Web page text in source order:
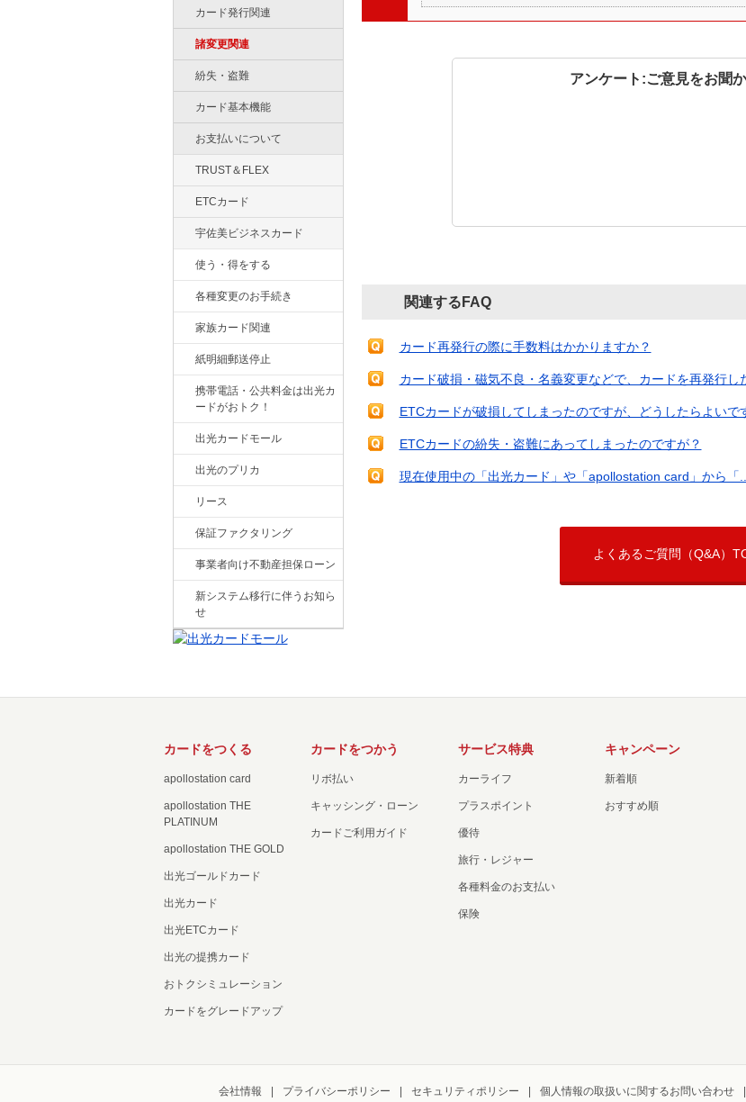
カード発行関連
諸変更関連
紛失・盗難
カード基本機能
お支払いについて
TRUST＆FLEX
ETCカード
宇佐美ビジネスカード
使う・得をする
各種変更のお手続き
家族カード関連
紙明細郵送停止
携帯電話・公共料金は出光カ
ードがおトク！
出光カードモール
出光のプリカ
リース
保証ファクタリング
事業者向け不動産担保ローン
新システム移行に伴うお知ら
せ
アンケート:ご意見をお聞
関連するFAQ
カード再発行の際に手数料はかかりますか？
カード破損・磁気不良・名義変更などで、カードを再発行し
ETCカードが破損してしまったのですが、どうしたらよいで
ETCカードの紛失・盗難にあってしまったのですが？
現在使用中の「出光カード」や「apollostation card」から「...
よくあるご質問（Q&A）
カードをつくる
apollostation card
apollostation THE
PLATINUM
apollostation THE GOLD
出光ゴールドカード
出光カード
出光ETCカード
出光の提携カード
おトクシミュレーション
カードをグレードアップ
カードをつかう
リボ払い
キャッシング・ローン
カードご利用ガイド
サービス特典
カーライフ
プラスポイント
優待
旅行・レジャー
各種料金のお支払い
保険
キャンペーン
新着順
おすすめ順
会社情報 プライバシーポリシー セキュリティポリシー 個人情報の取扱いに関するお問い合わせ